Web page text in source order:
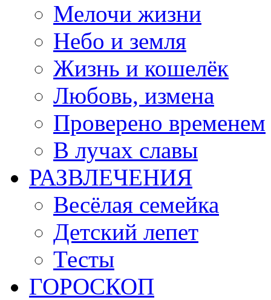
Мелочи жизни
Небо и земля
Жизнь и кошелёк
Любовь, измена
Проверено временем
В лучах славы
РАЗВЛЕЧЕНИЯ
Весёлая семейка
Детский лепет
Тесты
ГОРОСКОП